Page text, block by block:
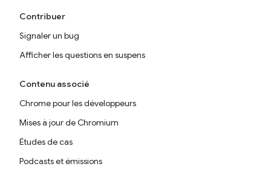
Contribuer
Signaler un bug
Afficher les questions en suspens
Contenu associé
Chrome pour les développeurs
Mises à jour de Chromium
Études de cas
Podcasts et émissions